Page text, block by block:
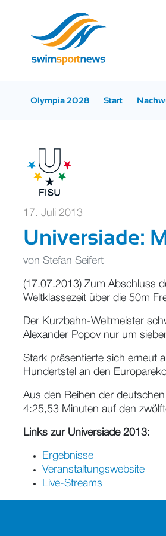
Olympia 2028 Start
17. Juli 2013
Universiade:
von Stefan Seifert
(17.07.2013) Zum Abschluss
Weltklassezeit über die 50m
Der Kurzbahn-Weltmeister
Alexander Popov nur um
Stark präsentierte sich erneut
Hundertstel an den
Aus den Reihen der
4:25,53 Minuten auf den
Links zur Universiade 2013:
Ergebnisse
Veranstaltungswebsite
Live-Streams